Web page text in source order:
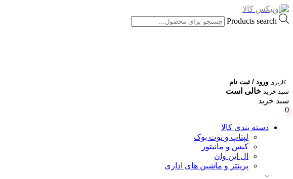
Products search
کاربری ورود / ثبت نام
سبد خرید خالی است
سبد خرید
0
دسته بندی کالا
لپتاپ و نوت بوک
کیس و مانیتور
ال این وان
پرینتر و ماشین های اداری